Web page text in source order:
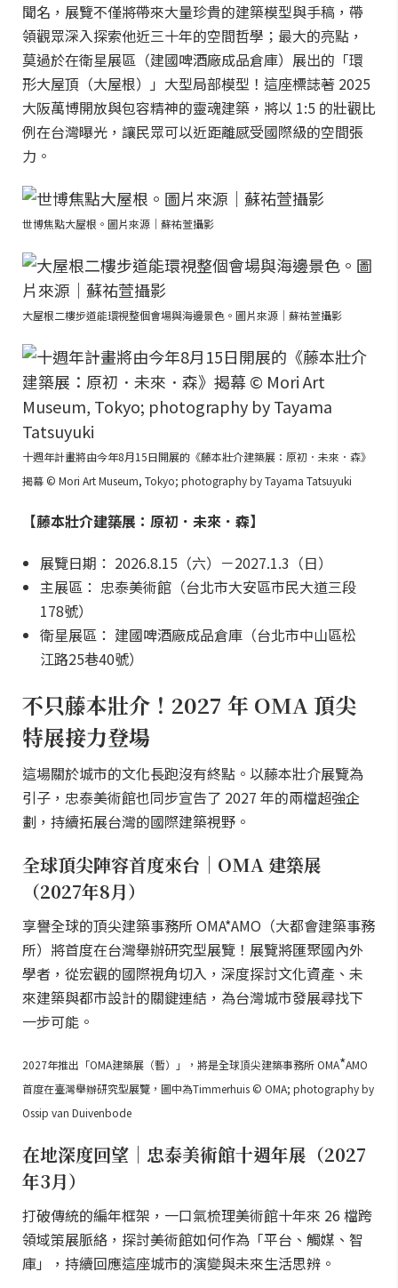
聞名，展覽不僅將帶來大量珍貴的建築模型與手稿，帶
領觀眾深入探索他近三十年的空間哲學；最大的亮點，
莫過於在衛星展區（建國啤酒廠成品倉庫）展出的「環
形大屋頂（大屋根）」大型局部模型！這座標誌著 2025
大阪萬博開放與包容精神的靈魂建築，將以 1:5 的壯觀比
例在台灣曝光，讓民眾可以近距離感受國際級的空間張
力。
世博焦點大屋根。圖片來源｜蘇祐萱攝影
大屋根二樓步道能環視整個會場與海邊景色。圖片來源｜蘇祐萱攝影
十週年計畫將由今年8月15日開展的《藤本壯介建築展：原初．未來．森》
揭幕 © Mori Art Museum, Tokyo; photography by Tayama Tatsuyuki
【藤本壯介建築展：原初．未來．森】
展覽日期： 2026.8.15（六）－2027.1.3（日）
主展區： 忠泰美術館（台北市大安區市民大道三段
178號）
衛星展區： 建國啤酒廠成品倉庫（台北市中山區松
江路25巷40號）
不只藤本壯介！2027 年 OMA 頂尖
特展接力登場
這場關於城市的文化長跑沒有終點。以藤本壯介展覽為
引子，忠泰美術館也同步宣告了 2027 年的兩檔超強企
劃，持續拓展台灣的國際建築視野。
全球頂尖陣容首度來台｜OMA 建築展
（2027年8月）
享譽全球的頂尖建築事務所 OMA*AMO（大都會建築事務
所）將首度在台灣舉辦研究型展覽！展覽將匯聚國內外
學者，從宏觀的國際視角切入，深度探討文化資產、未
來建築與都市設計的關鍵連結，為台灣城市發展尋找下
一步可能。
2027年推出「OMA建築展（暫）」，將是全球頂尖建築事務所 OMA*AMO
首度在臺灣舉辦研究型展覽，圖中為Timmerhuis © OMA; photography by
Ossip van Duivenbode
在地深度回望｜忠泰美術館十週年展（2027
年3月）
打破傳統的編年框架，一口氣梳理美術館十年來 26 檔跨
領域策展脈絡，探討美術館如何作為「平台、觸媒、智
庫」，持續回應這座城市的演變與未來生活思辨。